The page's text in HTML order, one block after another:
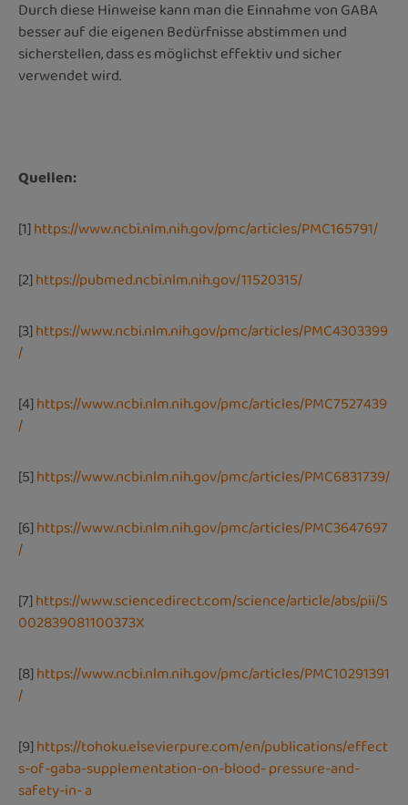
Durch diese Hinweise kann man die Einnahme von GABA
besser auf die eigenen Bedürfnisse abstimmen und
sicherstellen, dass es möglichst effektiv und sicher
verwendet wird.
Quellen:
[1]https://www.ncbi.nlm.nih.gov/pmc/articles/PMC165791/
[2]https://pubmed.ncbi.nlm.nih.gov/11520315/
[3]https://www.ncbi.nlm.nih.gov/pmc/articles/PMC4303399
/
[4]https://www.ncbi.nlm.nih.gov/pmc/articles/PMC7527439
/
[5]https://www.ncbi.nlm.nih.gov/pmc/articles/PMC6831739/
[6]https://www.ncbi.nlm.nih.gov/pmc/articles/PMC3647697
/
[7]https://www.sciencedirect.com/science/article/abs/pii/S
002839081100373X
[8]https://www.ncbi.nlm.nih.gov/pmc/articles/PMC10291391
/
[9]https://tohoku.elsevierpure.com/en/publications/effect
s-of-gaba-supplementation-on-blood- pressure-and-
safety-in- a